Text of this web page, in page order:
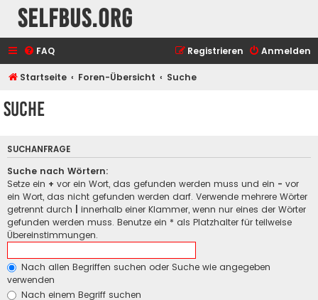
selfbus.org
FAQ Anmelden
Registrieren
Startseite Foren-Übersicht Suche
Suche
SUCHANFRAGE
Suche nach Wörtern:
Setze ein + vor ein Wort, das gefunden werden muss und ein - vor
ein Wort, das nicht gefunden werden darf. Verwende mehrere Wörter
getrennt durch
innerhalb einer Klammer, wenn nur eines der Wörter
gefunden werden muss. Benutze ein * als Platzhalter für teilweise
Übereinstimmungen.
Nach allen Begriffen suchen oder Suche wie angegeben
verwenden
Nach einem Begriff suchen